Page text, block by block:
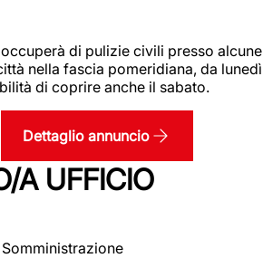
di pulizie civili presso alcune
nella fascia pomeridiana, da lunedì
di coprire anche il sabato.
Dettaglio annuncio
A UFFICIO
Somministrazione